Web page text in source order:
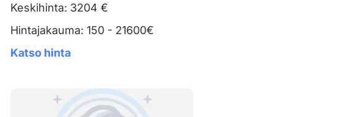
Keskihinta: 3204 €
Hintajakauma: 150 - 21600€
Katso hinta